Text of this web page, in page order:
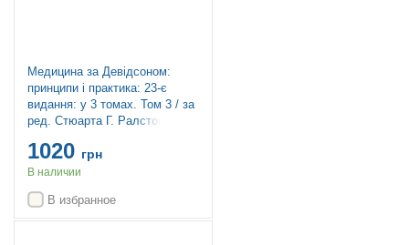
Медицина за Девідсоном:
принципи і практика: 23-є
видання: у 3 томах. Том 3 / за
ред. Стюарта Г. Ралстона, Яна
Стрекена, Річарда П. Гобсона
1020 грн
В наличии
В избранное